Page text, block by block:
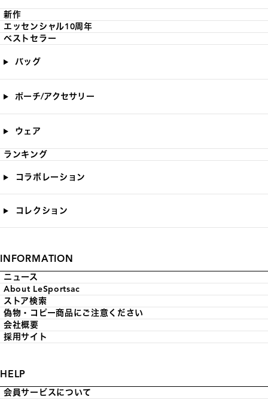
新作
エッセンシャル10周年
ベストセラー
バッグ
ポーチ/アクセサリー
ウェア
ランキング
コラボレーション
コレクション
INFORMATION
ニュース
About LeSportsac
ストア検索
偽物・コピー商品にご注意ください
会社概要
採用サイト
HELP
会員サービスについて